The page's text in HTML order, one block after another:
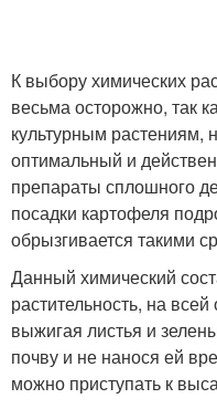
К выбору химических
весьма осторожно, так
культурным растениям,
оптимальный и
препараты сплошного
посадки картофеля
обрызгивается такими
Данный химический
растительность, на
выжигая листья и
почву и не нанося ей
можно приступать к